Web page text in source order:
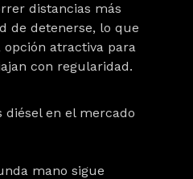
distancias más
de detenerse, lo que
atractiva para
con regularidad.
en el mercado
mano sigue